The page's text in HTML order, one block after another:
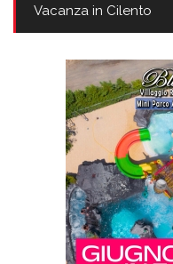
Vacanza in Cilento